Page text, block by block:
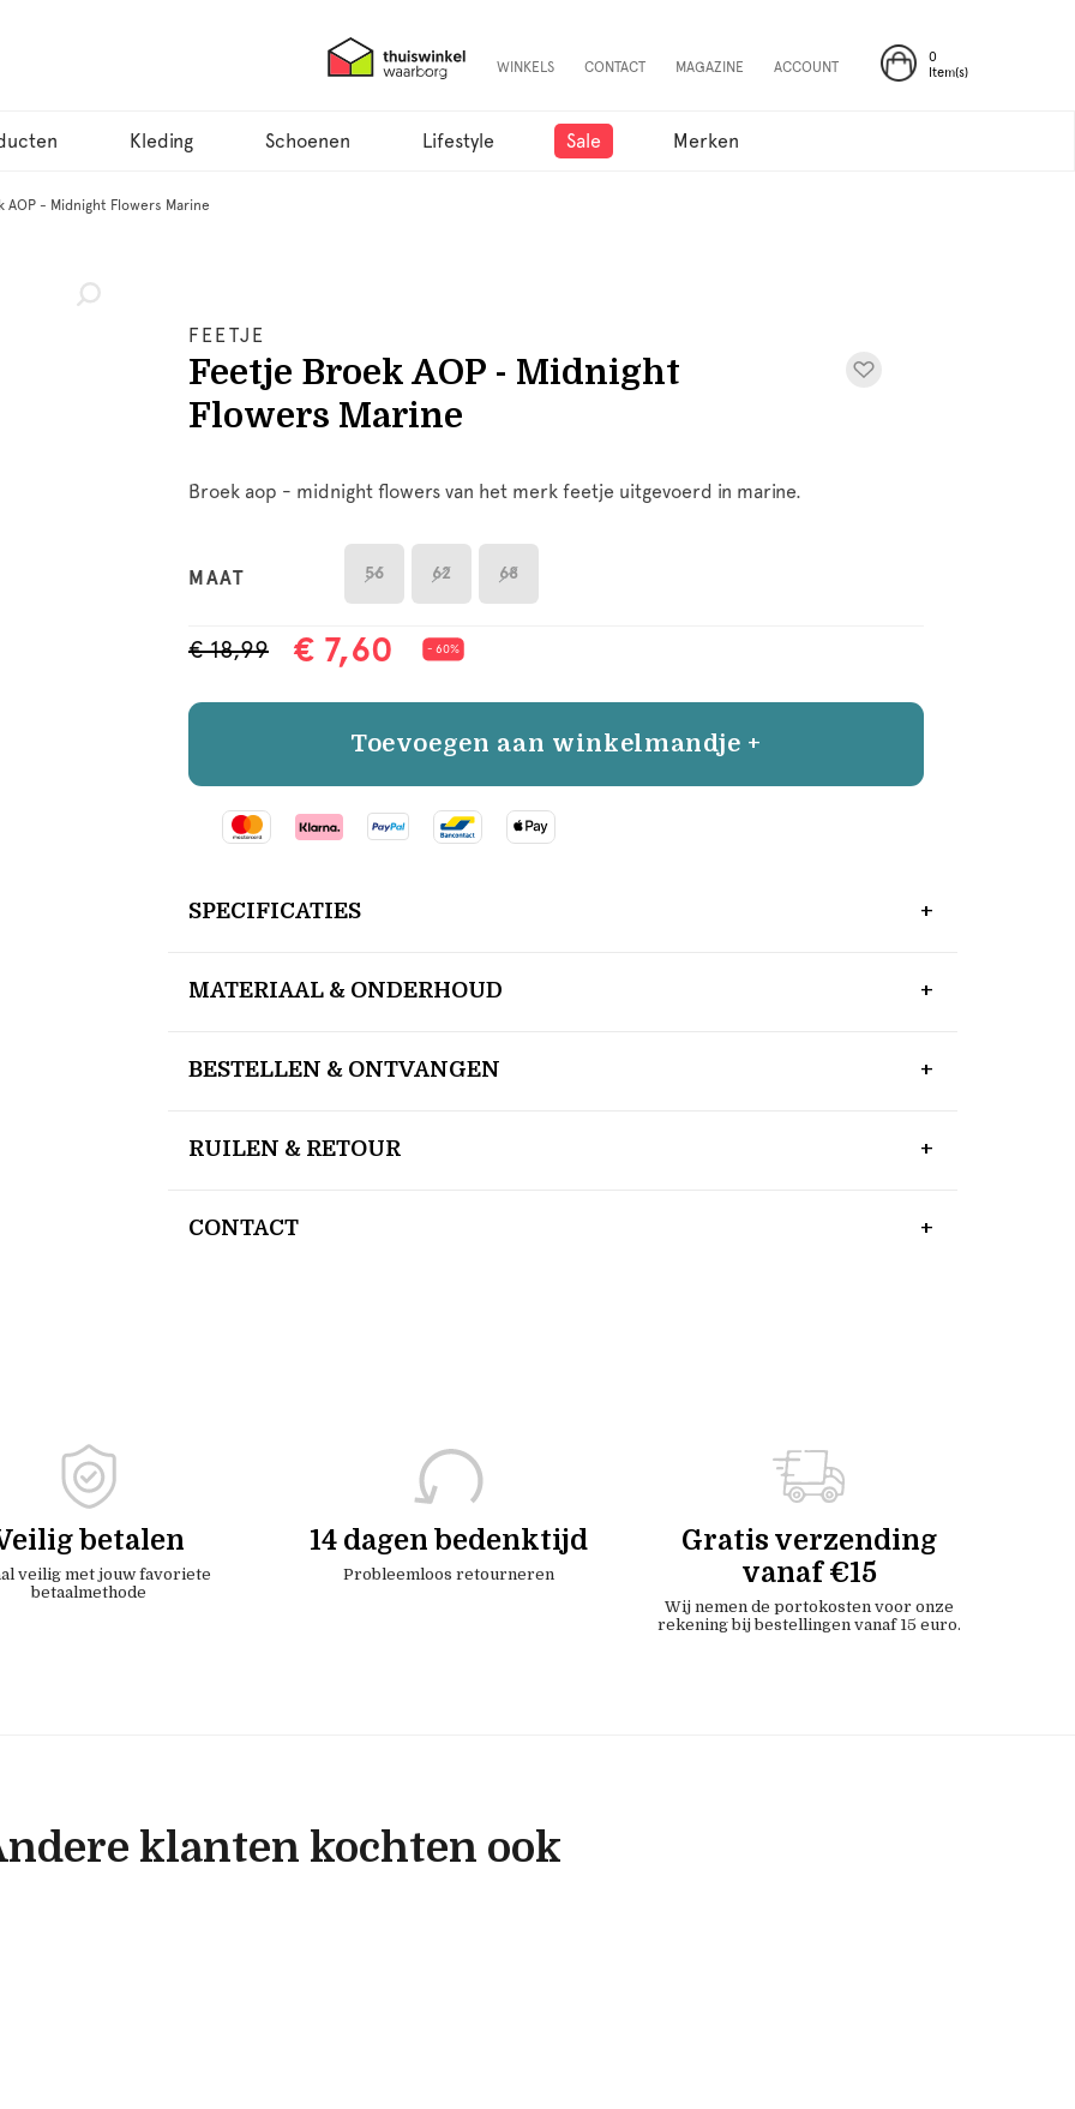
0
Item(s)
WINKELS CONTACT MAGAZINE ACCOUNT
Kleding Schoenen Lifestyle Sale Merken
AOP - Midnight Flowers Marine
FEETJE
Feetje Broek AOP - Midnight
Flowers Marine
Broek aop - midnight flowers van het merk feetje uitgevoerd in marine.
MAAT 56 62 68
€ 18,99 € 7,60 - 60%
Toevoegen aan winkelmandje +
SPECIFICATIES
MATERIAAL & ONDERHOUD
BESTELLEN & ONTVANGEN
RUILEN & RETOUR
CONTACT
betalen
veilig met jouw favoriete
betaalmethode
14 dagen bedenktijd
Probleemloos retourneren
Gratis verzending
vanaf €15
Wij nemen de portokosten voor onze
rekening bij bestellingen vanaf 15 euro.
klanten kochten ook